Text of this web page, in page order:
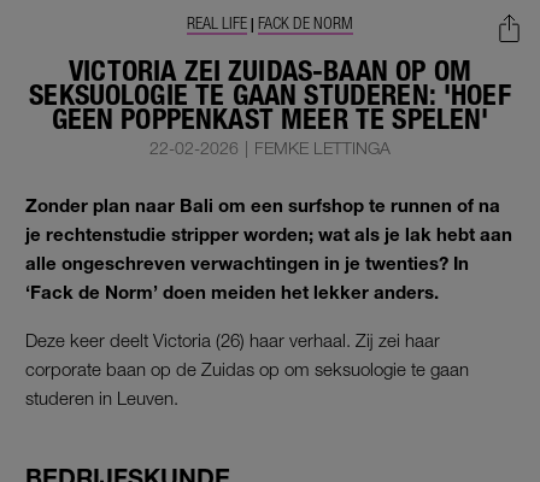
VICTORIA ZEI ZUIDAS-BAAN OP OM
SEKSUOLOGIE TE GAAN STUDEREN: 'HOEF
GEEN POPPENKAST MEER TE SPELEN'
REAL LIFE | FACK DE NORM
22-02-2026 | FEMKE LETTINGA
Zonder plan naar Bali om een surfshop te runnen of na
je rechtenstudie stripper worden; wat als je lak hebt aan
alle ongeschreven verwachtingen in je twenties? In
‘Fack de Norm’ doen meiden het lekker anders.
Deze keer deelt Victoria (26) haar verhaal. Zij zei haar
corporate baan op de Zuidas op om seksuologie te gaan
studeren in Leuven.